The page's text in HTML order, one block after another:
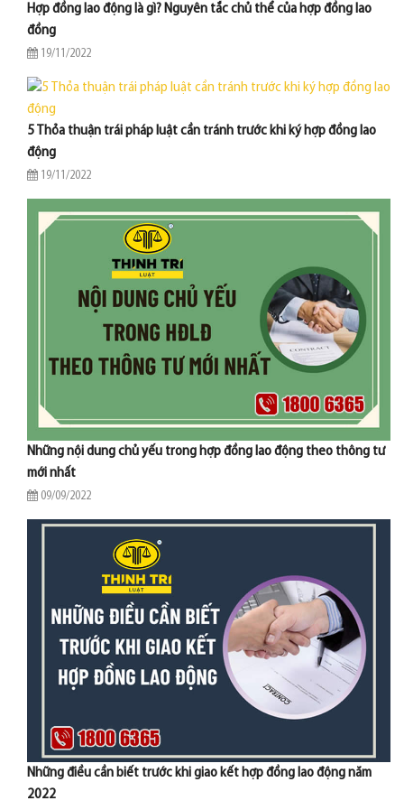
Hợp đồng lao động là gì? Nguyên tắc chủ thể của hợp đồng lao
đồng
19/11/2022
5 Thỏa thuận trái pháp luật cần tránh trước khi ký hợp đồng lao
động
19/11/2022
Những nội dung chủ yếu trong hợp đồng lao động theo thông tư
mới nhất
09/09/2022
Những điều cần biết trước khi giao kết hợp đồng lao động năm
2022